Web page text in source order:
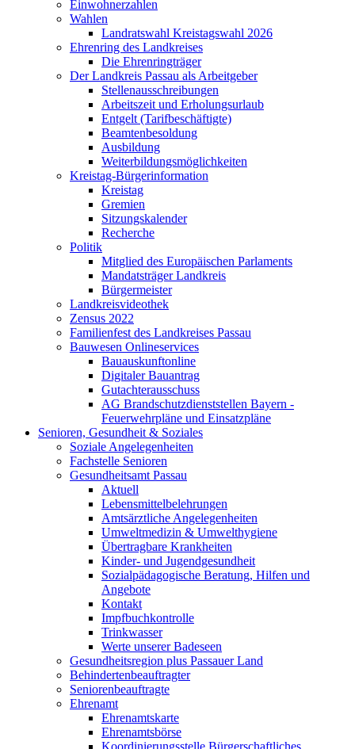
Einwohnerzahlen
Wahlen
Landratswahl Kreistagswahl 2026
Ehrenring des Landkreises
Die Ehrenringträger
Der Landkreis Passau als Arbeitgeber
Stellenausschreibungen
Arbeitszeit und Erholungsurlaub
Entgelt (Tarifbeschäftigte)
Beamtenbesoldung
Ausbildung
Weiterbildungsmöglichkeiten
Kreistag-Bürgerinformation
Kreistag
Gremien
Sitzungskalender
Recherche
Politik
Mitglied des Europäischen Parlaments
Mandatsträger Landkreis
Bürgermeister
Landkreisvideothek
Zensus 2022
Familienfest des Landkreises Passau
Bauwesen Onlineservices
Bauauskunftonline
Digitaler Bauantrag
Gutachterausschuss
AG Brandschutzdienststellen Bayern -
Feuerwehrpläne und Einsatzpläne
Senioren, Gesundheit & Soziales
Soziale Angelegenheiten
Fachstelle Senioren
Gesundheitsamt Passau
Aktuell
Lebensmittelbelehrungen
Amtsärztliche Angelegenheiten
Umweltmedizin & Umwelthygiene
Übertragbare Krankheiten
Kinder- und Jugendgesundheit
Sozialpädagogische Beratung, Hilfen und
Angebote
Kontakt
Impfbuchkontrolle
Trinkwasser
Werte unserer Badeseen
Gesundheitsregion plus Passauer Land
Behindertenbeauftragter
Seniorenbeauftragte
Ehrenamt
Ehrenamtskarte
Ehrenamtsbörse
Koordinierungsstelle Bürgerschaftliches